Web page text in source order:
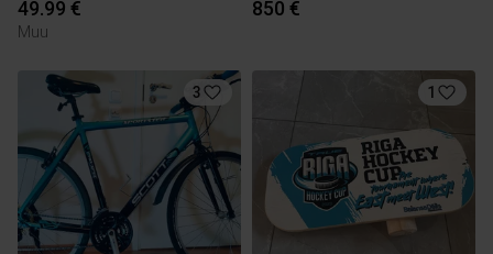
49.99 €
Muu
850 €
3 1